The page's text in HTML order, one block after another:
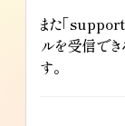
また「
ルを受信でき
す。